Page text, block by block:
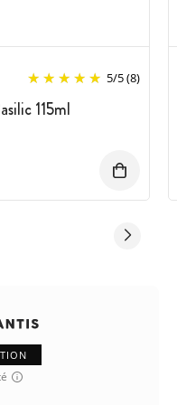
5/5(8)
115ml